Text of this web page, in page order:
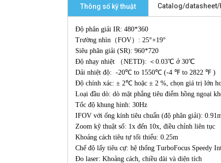
Thông số kỹ thuật Catalog/
Độ phân giải IR: 480*360
Trường nhìn（FOV）: 25°×19°
Siêu phân giải (SR): 960*720
Độ nhạy nhiệt （NETD): ＜0.03℃ ở 30℃
Dải nhiệt độ: -20℃ to 1550℃ (-4 ℉ to 2822 ℉ )
Độ chính xác: ± 2℃ hoặc ± 2 %, chọn giá trị lớn
Loại đầu dò: dò mặt phẳng tiêu điểm hồng ngoại
Tốc độ khung hình: 30Hz
IFOV với ống kính tiêu chuẩn (độ phân giải):
Zoom kỹ thuật số: 1x đến 10x, điều chỉnh liên tục
Khoảng cách tiêu tự tối thiểu: 0.25m
Chế độ lấy tiêu cự: hệ thống TurboFocus Speedy
Đo laser: Khoảng cách, chiều dài và diện tích